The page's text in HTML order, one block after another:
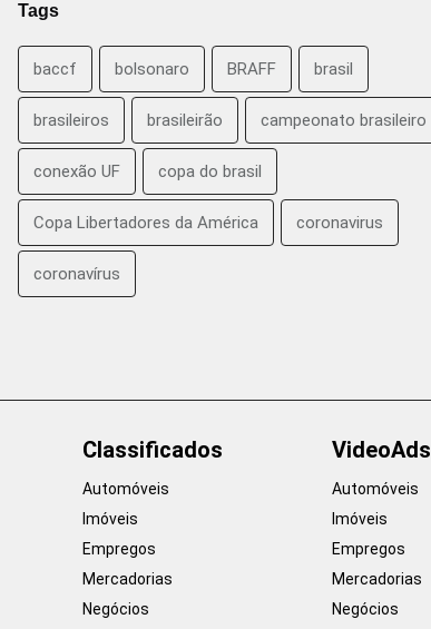
Tags
baccf bolsonaro BRAFF brasil
brasileiros brasileirão campeonato brasileiro
conexão UF copa do brasil
Copa Libertadores da América coronavirus
coronavírus
Classificados
Automóveis
Imóveis
Empregos
Mercadorias
Negócios
VideoAds
Automóveis
Imóveis
Empregos
Mercadorias
Negócios